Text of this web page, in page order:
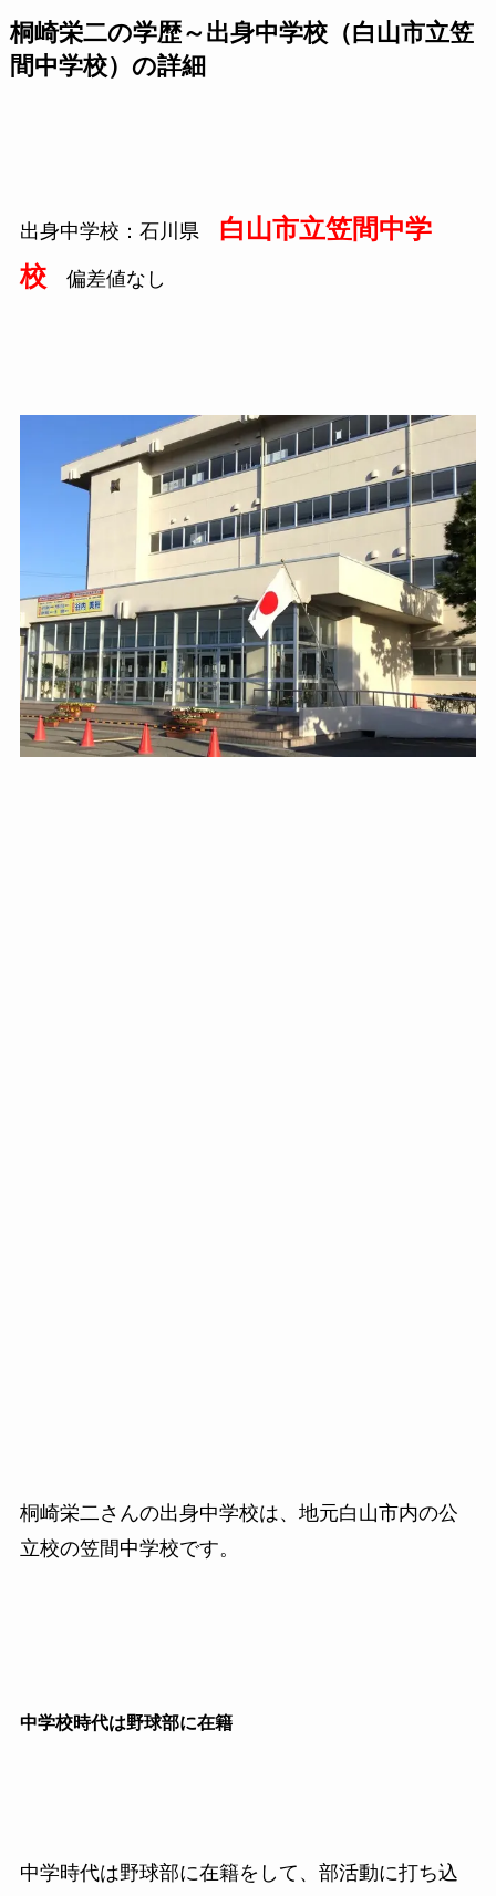
桐崎栄二の学歴～出身中学校（白山市立笠
間中学校）の詳細
出身中学校：石川県 白山市立笠間中学
校偏差値なし
桐崎栄二さんの出身中学校は、地元白山市内の公
立校の笠間中学校です。
中学校時代は野球部に在籍
中学時代は野球部に在籍をして、部活動に打ち込